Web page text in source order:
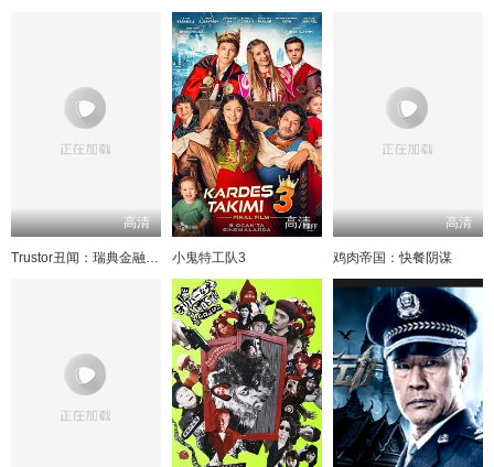
高清
Trustor丑闻：瑞典金融案内幕
高清
小鬼特工队3
高清
鸡肉帝国：快餐阴谋